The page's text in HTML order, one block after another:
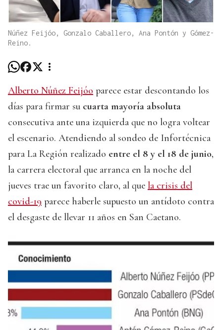
Núñez Feijóo, Gonzalo Caballero, Ana Pontón y Gómez-
Reino.
Alberto Núñez Feijóo parece estar descontando los
días para firmar su cuarta mayoría absoluta
consecutiva ante una izquierda que no logra voltear
el escenario. Atendiendo al sondeo de Infortécnica
para La Región realizado entre el 8 y el 18 de junio,
la carrera electoral que arranca en la noche del
jueves trae un favorito claro, al que la crisis del
covid-19 parece haberle supuesto un antídoto contra
el desgaste de llevar 11 años en San Caetano.